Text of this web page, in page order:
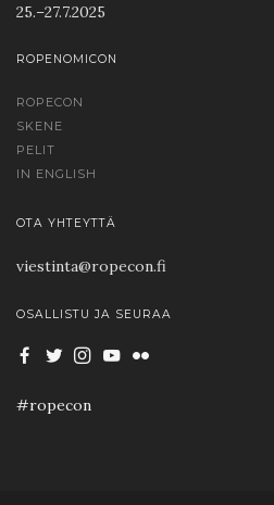
25.–27.7.2025
ROPENOMICON
ROPECON
SKENE
PELIT
IN ENGLISH
OTA YHTEYTTÄ
viestinta@ropecon.fi
OSALLISTU JA SEURAA
#ropecon